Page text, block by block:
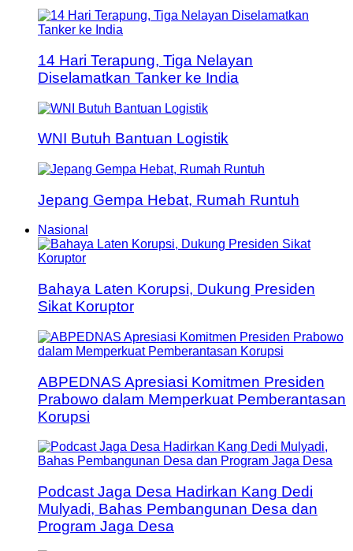
14 Hari Terapung, Tiga Nelayan
Diselamatkan Tanker ke India
WNI Butuh Bantuan Logistik
Jepang Gempa Hebat, Rumah Runtuh
Nasional
Bahaya Laten Korupsi, Dukung Presiden
Sikat Koruptor
ABPEDNAS Apresiasi Komitmen Presiden
Prabowo dalam Memperkuat Pemberantasan
Korupsi
Podcast Jaga Desa Hadirkan Kang Dedi
Mulyadi, Bahas Pembangunan Desa dan
Program Jaga Desa